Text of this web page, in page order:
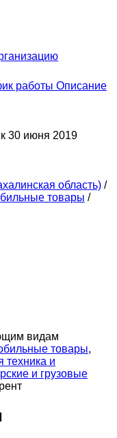
работы Описание
30 июня 2019
область) /
товары /
видам
товары,
техника и
и грузовые